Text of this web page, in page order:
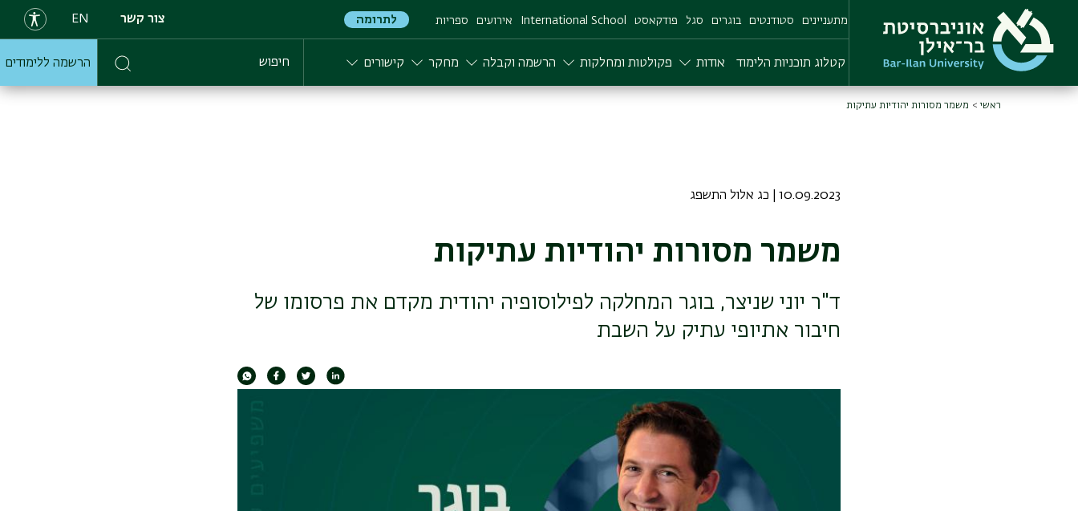
main
content
מתעניינים סטודנטים בוגרים סגל פודקאסט International School אירועים ספריות לתרומה צור קשר EN
קטלוג תוכניות הלימוד אודות פקולטות ומחלקות הרשמה וקבלה מחקר קישורים חיפוש הרשמה ללימודים
ראשי משמר מסורות יהודיות עתיקות
10.09.2023 | כג אלול התשפג
משמר מסורות יהודיות עתיקות
ד"ר יוני שניצר, בוגר המחלקה לפילוסופיה יהודית מקדם את פרסומו של
חיבור אתיופי עתיק על השבת